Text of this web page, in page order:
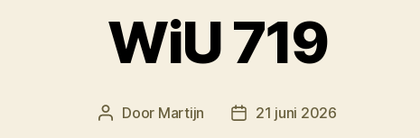
WiU 719
Berichtauteur
Door Martijn Berichtdatum
21 juni 2026